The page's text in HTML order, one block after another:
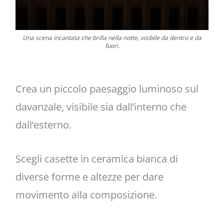
Una scena incantata che brilla nella notte, visibile da dentro e da
fuori.
Crea un piccolo paesaggio luminoso sul
davanzale, visibile sia dall’interno che
dall’esterno.
Scegli casette in ceramica bianca di
diverse forme e altezze per dare
movimento alla composizione.